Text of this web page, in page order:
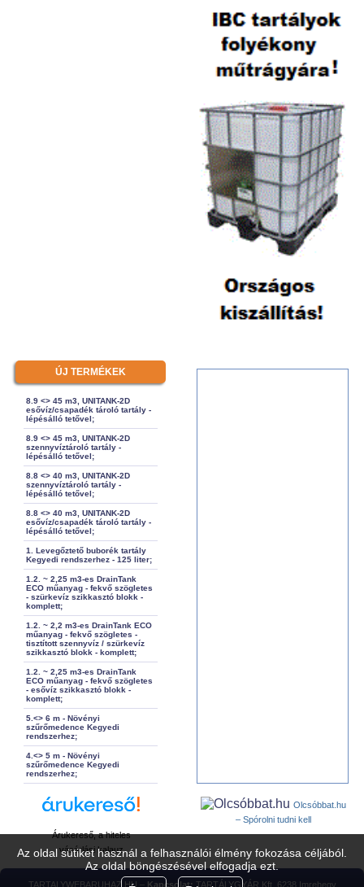
Az oldal sütiket használ a felhasználói élmény fokozása céljából.
Az oldal böngészésével elfogadja ezt.
ÚJ TERMÉKEK
8.9 <> 45 m3, UNITANK-2D
esővíz/csapadék tároló tartály -
lépésálló tetővel;
8.9 <> 45 m3, UNITANK-2D
szennyvíztároló tartály -
lépésálló tetővel;
8.8 <> 40 m3, UNITANK-2D
szennyvíztároló tartály -
lépésálló tetővel;
8.8 <> 40 m3, UNITANK-2D
esővíz/csapadék tároló tartály -
lépésálló tetővel;
1. Levegőztető buborék tartály
Kegyedi rendszerhez - 125 liter;
1.2. ~ 2,25 m3-es DrainTank
ECO műanyag - fekvő szögletes
- szürkevíz szikkasztó blokk -
komplett;
1.2. ~ 2,2 m3-es DrainTank ECO
műanyag - fekvő szögletes -
tisztított szennyvíz / szürkevíz
szikkasztó blokk - komplett;
1.2. ~ 2,25 m3-es DrainTank
ECO műanyag - fekvő szögletes
- esővíz szikkasztó blokk -
komplett;
5.<> 6 m - Növényi
szűrőmedence Kegyedi
rendszerhez;
4.<> 5 m - Növényi
szűrőmedence Kegyedi
rendszerhez;
Árukereső, a hiteles
vásárlási kalauz
Olcsóbbat.hu
– Spórolni tudni kell
TARTALYWEBARUHAZ.HU – Kapcsolat: TARTÁLYGYÁR Kft. 6238 Imrehegy